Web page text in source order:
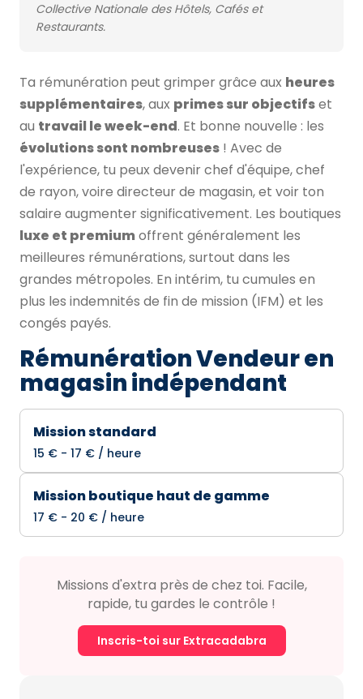
Collective Nationale des Hôtels, Cafés et
Restaurants.
Ta rémunération peut grimper grâce aux heures
supplémentaires, aux primes sur objectifset
au travail le week-end. Et bonne nouvelle : les
évolutions sont nombreuses ! Avec de
l'expérience, tu peux devenir chef d'équipe, chef
de rayon, voire directeur de magasin, et voir ton
salaire augmenter significativement. Les boutiques
luxe et premiumoffrent généralement les
meilleures rémunérations, surtout dans les
grandes métropoles. En intérim, tu cumules en
plus les indemnités de fin de mission (IFM) et les
congés payés.
Rémunération Vendeur en
magasin indépendant
Mission standard
15 € - 17 € / heure
Mission boutique haut de gamme
17 € - 20 € / heure
Missions d'extra près de chez toi. Facile,
rapide, tu gardes le contrôle !
Inscris-toi sur Extracadabra